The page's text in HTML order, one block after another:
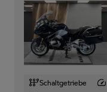
Schaltgetriebe